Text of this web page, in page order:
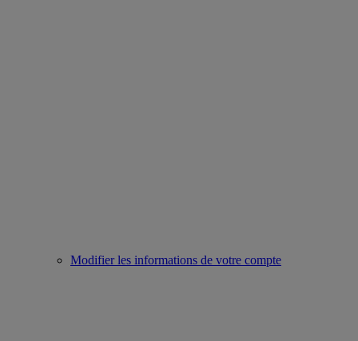
Modifier les informations de votre compte